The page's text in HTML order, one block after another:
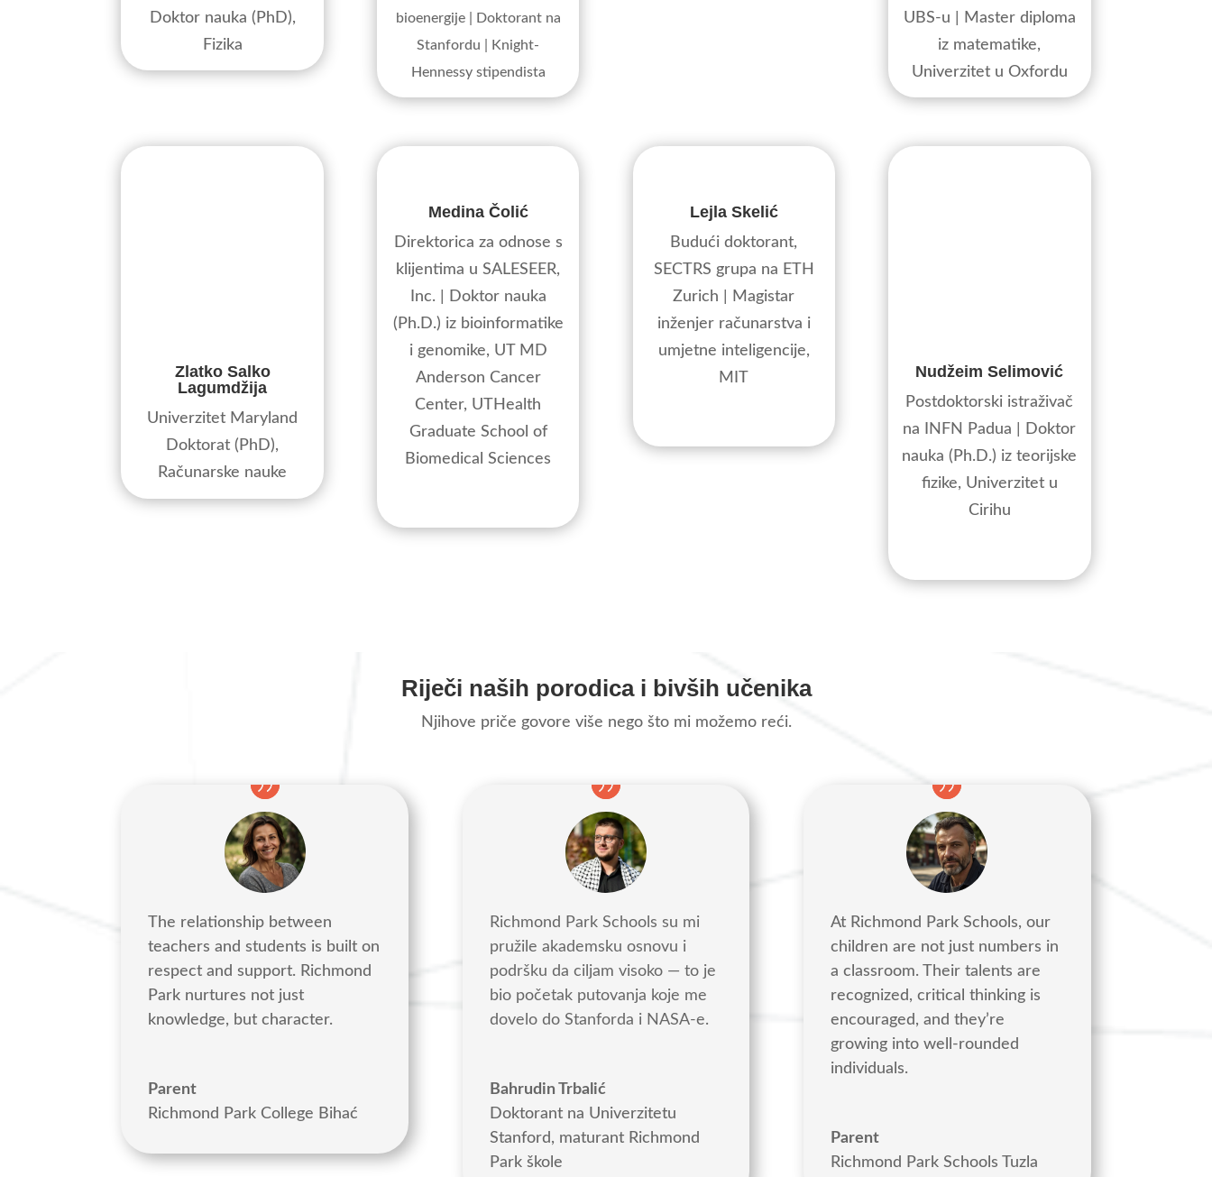
Doktor nauka (PhD),
Fizika
bioenergije | Doktorant na
Stanfordu | Knight-
Hennessy stipendista
UBS-u | Master diploma
iz matematike,
Univerzitet u Oxfordu
Zlatko Salko
Lagumdžija
Univerzitet Maryland
Doktorat (PhD),
Računarske nauke
Medina Čolić
Direktorica za odnose s
klijentima u SALESEER,
Inc. | Doktor nauka
(Ph.D.) iz bioinformatike
i genomike, UT MD
Anderson Cancer
Center, UTHealth
Graduate School of
Biomedical Sciences
Lejla Skelić
Budući doktorant,
SECTRS grupa na ETH
Zurich | Magistar
inženjer računarstva i
umjetne inteligencije,
MIT
Nudžeim Selimović
Postdoktorski istraživač
na INFN Padua | Doktor
nauka (Ph.D.) iz teorijske
fizike, Univerzitet u
Cirihu
Riječi naših porodica i bivših učenika
Njihove priče govore više nego što mi možemo reći.
The relationship between
teachers and students is built on
respect and support. Richmond
Park nurtures not just
knowledge, but character.
Parent
Richmond Park College Bihać
Richmond Park Schools su mi
pružile akademsku osnovu i
podršku da ciljam visoko — to je
bio početak putovanja koje me
dovelo do Stanforda i NASA-e.
Bahrudin Trbalić
Doktorant na Univerzitetu
Stanford, maturant Richmond
Park škole
At Richmond Park Schools, our
children are not just numbers in
a classroom. Their talents are
recognized, critical thinking is
encouraged, and they’re
growing into well-rounded
individuals.
Parent
Richmond Park Schools Tuzla